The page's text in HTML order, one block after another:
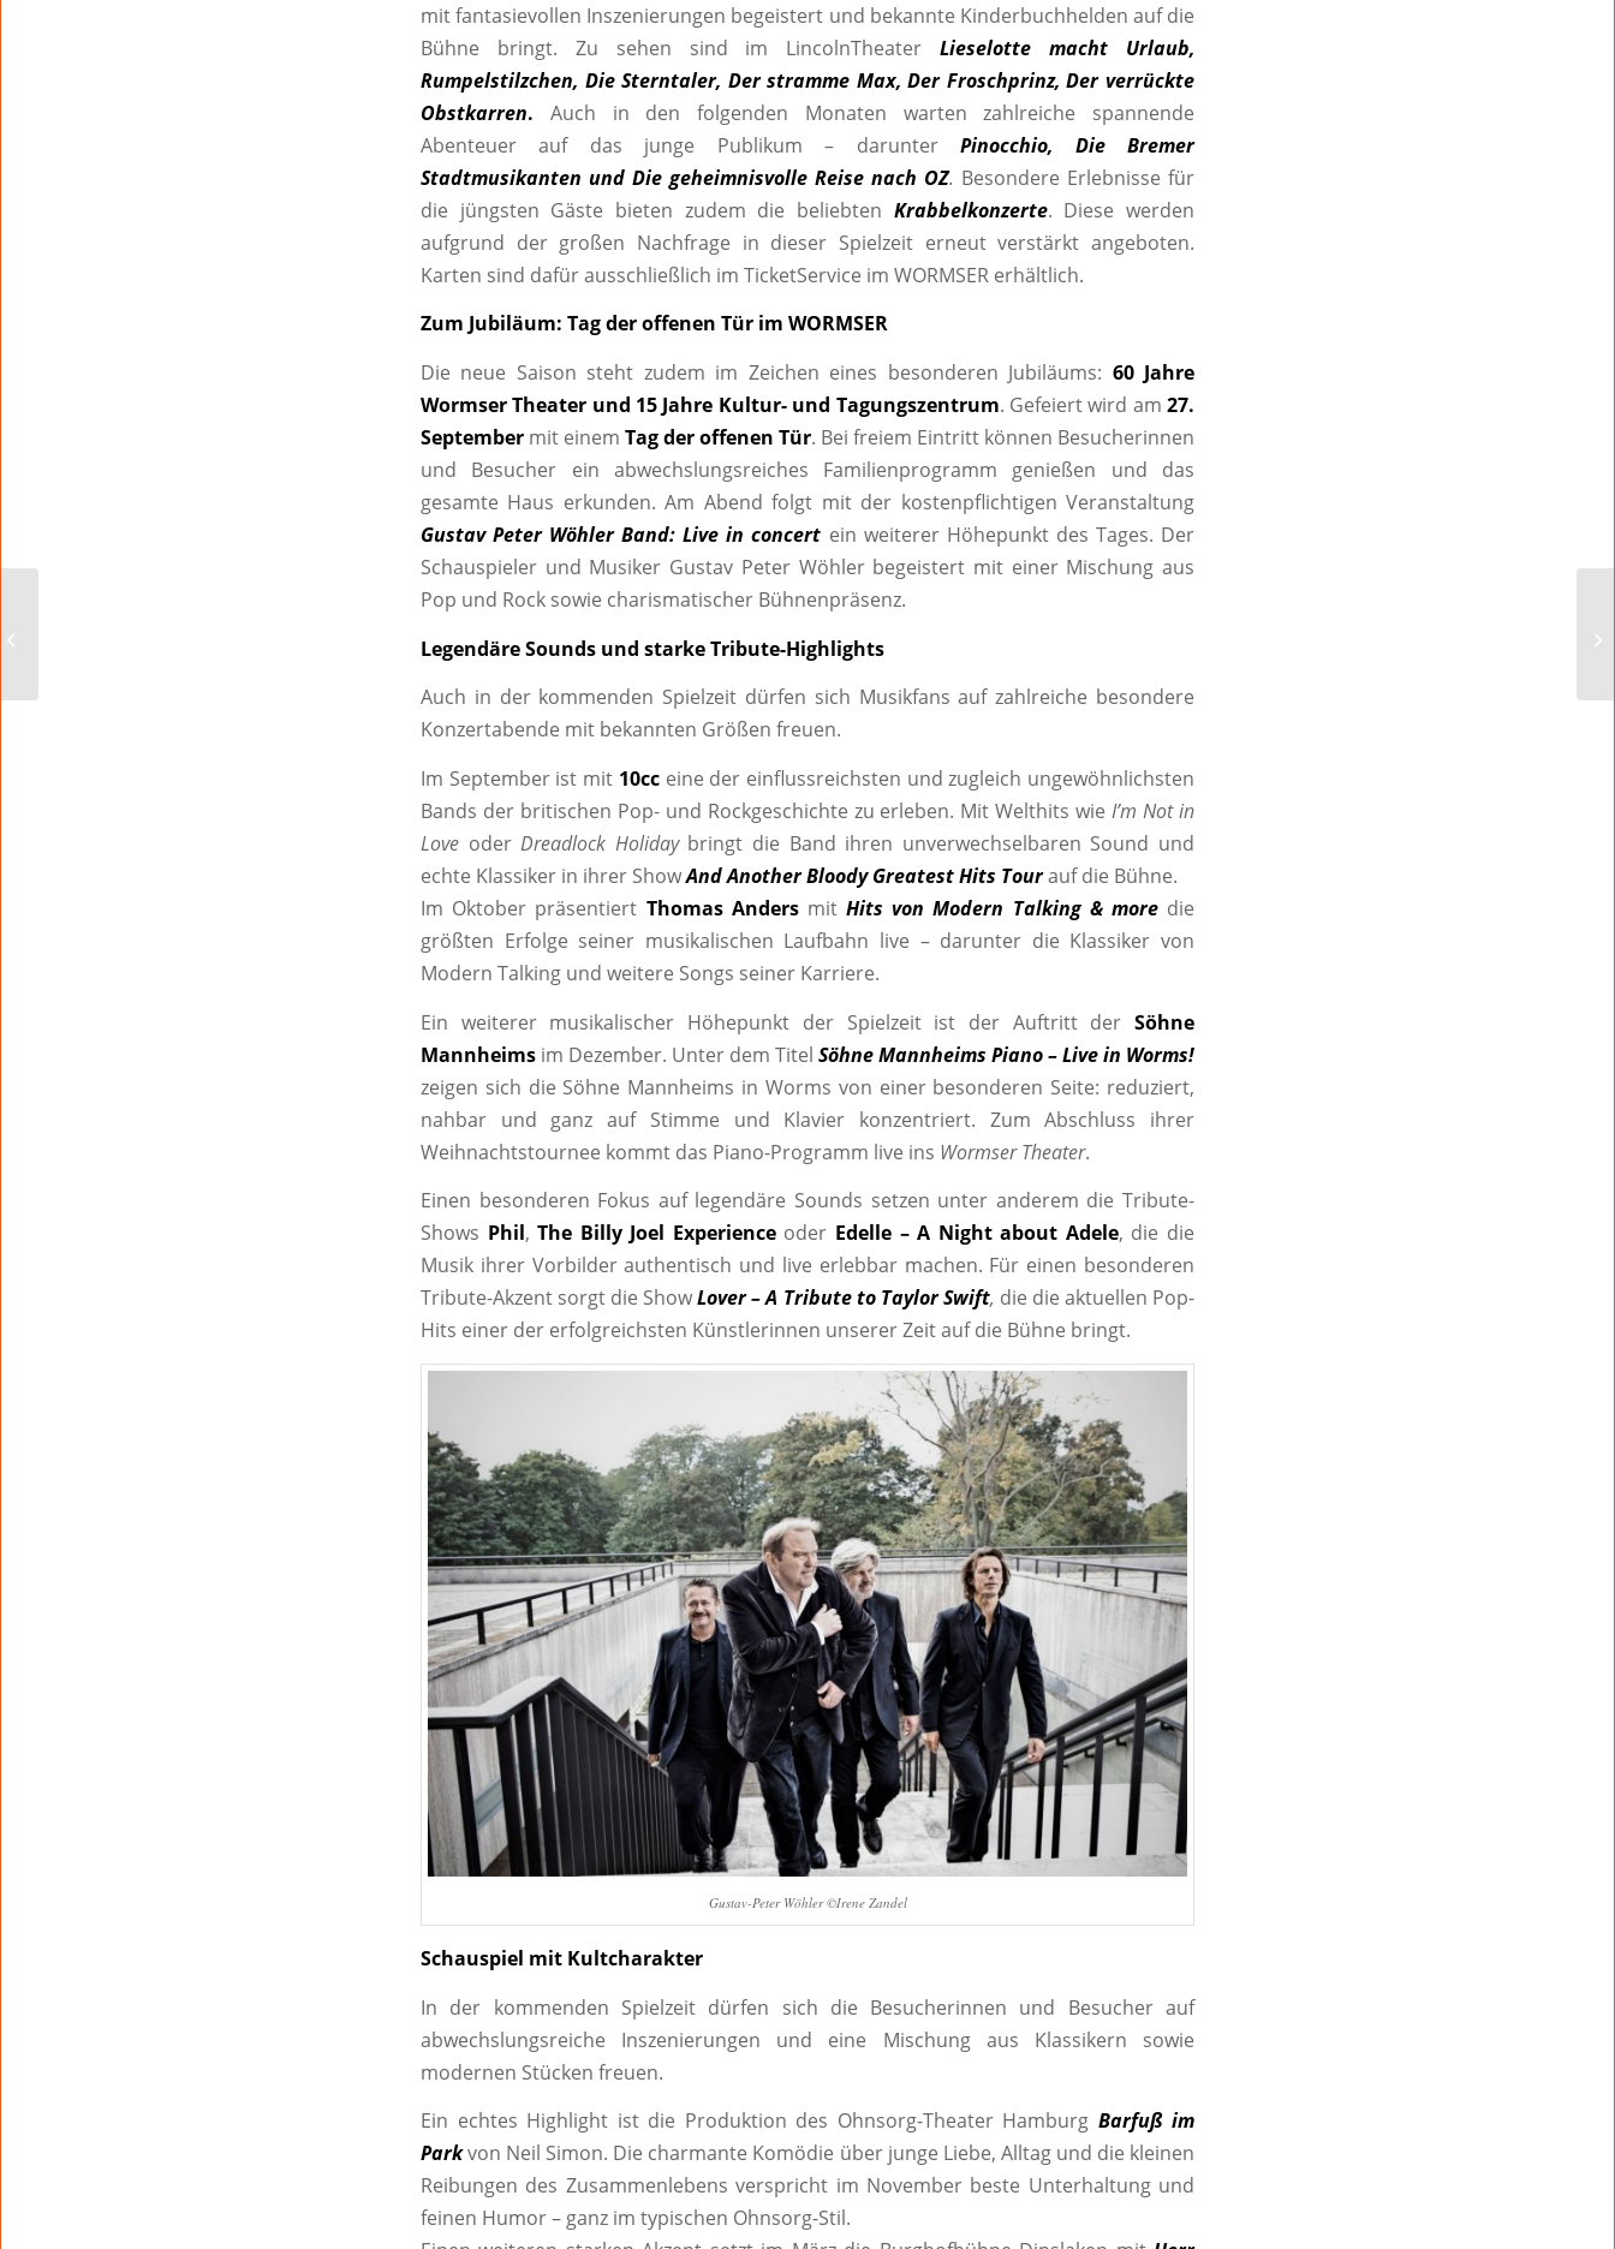
mit fantasievollen Inszenierungen begeistert und bekannte Kinderbuchhelden auf die
Bühne bringt. Zu sehen sind im LincolnTheaterLieselotte macht Urlaub,
Rumpelstilzchen, Die Sterntaler, Der stramme Max, Der Froschprinz, Der verrückte
Obstkarren. Auch in den folgenden Monaten warten zahlreiche spannende
Abenteuer auf das junge Publikum – darunterPinocchio, Die Bremer
Stadtmusikanten und Die geheimnisvolle Reise nach OZ. Besondere Erlebnisse für
die jüngsten Gäste bieten zudem die beliebten Krabbelkonzerte. Diese werden
aufgrund der großen Nachfrage in dieser Spielzeit erneut verstärkt angeboten.
Karten sind dafür ausschließlich im TicketService im WORMSER erhältlich.
Zum Jubiläum: Tag der offenen Tür im WORMSER
Die neue Saison steht zudem im Zeichen eines besonderen Jubiläums: 60 Jahre
Wormser Theater und 15 Jahre Kultur- und Tagungszentrum. Gefeiert wird am27.
September mit einem Tag der offenen Tür. Bei freiem Eintritt können Besucherinnen
und Besucher ein abwechslungsreiches Familienprogramm genießen und das
gesamte Haus erkunden. Am Abend folgt mit der kostenpflichtigen Veranstaltung
Gustav Peter Wöhler Band: Live in concert ein weiterer Höhepunkt des Tages. Der
Schauspieler und Musiker Gustav Peter Wöhler begeistert mit einer Mischung aus
Pop und Rock sowie charismatischer Bühnenpräsenz.
Legendäre Sounds und starke Tribute-Highlights
Auch in der kommenden Spielzeit dürfen sich Musikfans auf zahlreiche besondere
Konzertabende mit bekannten Größen freuen.
Im September ist mit 10cc eine der einflussreichsten und zugleich ungewöhnlichsten
Bands der britischen Pop- und Rockgeschichte zu erleben. Mit Welthits wieI’m Not in
Love oderDreadlock Holiday bringt die Band ihren unverwechselbaren Sound und
echte Klassiker in ihrer ShowAnd Another Bloody Greatest Hits Tourauf die Bühne.
Im Oktober präsentiert Thomas AndersmitHits von Modern Talking & moredie
größten Erfolge seiner musikalischen Laufbahn live – darunter die Klassiker von
Modern Talking und weitere Songs seiner Karriere.
Ein weiterer musikalischer Höhepunkt der Spielzeit ist der Auftritt der Söhne
Mannheims im Dezember. Unter dem Titel Söhne Mannheims Piano – Live in Worms!
zeigen sich die Söhne Mannheims in Worms von einer besonderen Seite: reduziert,
nahbar und ganz auf Stimme und Klavier konzentriert. Zum Abschluss ihrer
Weihnachtstournee kommt das Piano-Programm live ins Wormser Theater.
Einen besonderen Fokus auf legendäre Sounds setzen unter anderem die Tribute-
Shows Phil,The Billy Joel Experienceoder Edelle – A Night about Adele, die die
Musik ihrer Vorbilder authentisch und live erlebbar machen. Für einen besonderen
Tribute-Akzent sorgt die ShowLover – A Tribute to Taylor Swift, die die aktuellen Pop-
Hits einer der erfolgreichsten Künstlerinnen unserer Zeit auf die Bühne bringt.
Gustav-Peter Wöhler ©Irene Zandel
Schauspiel mit Kultcharakter
In der kommenden Spielzeit dürfen sich die Besucherinnen und Besucher auf
abwechslungsreiche Inszenierungen und eine Mischung aus Klassikern sowie
modernen Stücken freuen.
Ein echtes Highlight ist die Produktion des Ohnsorg-Theater Hamburg Barfuß im
Parkvon Neil Simon. Die charmante Komödie über junge Liebe, Alltag und die kleinen
Reibungen des Zusammenlebens verspricht im November beste Unterhaltung und
feinen Humor – ganz im typischen Ohnsorg-Stil.